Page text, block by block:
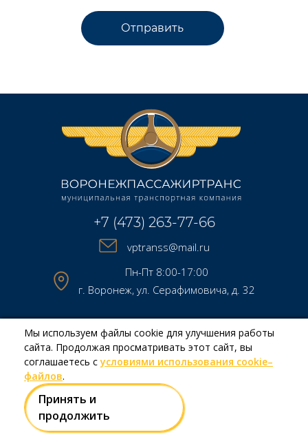
+7 (473) 263-77-66
vptranss@mail.ru
Пн-Пт 8:00-17:00
г. Воронеж, ул. Серафимовича, д. 32
Copyright © МКП МТК «Воронежпассажиртранс» 2026
Создание и продвижение сайтовTeam-B
Правила использования сайта
Политика в отношении обработки персональных данных
Мы используем файлы cookie для улучшения работы
сайта. Продолжая просматривать этот сайт, вы
соглашаетесь сусловиями использования cookie–
файлов.
Принять и
продолжить